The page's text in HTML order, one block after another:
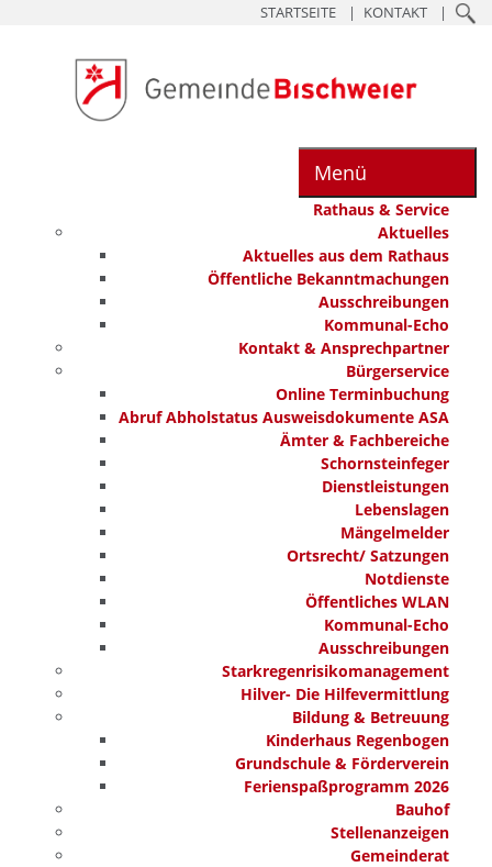
STARTSEITE KONTAKT
Menü
Rathaus & Service
Aktuelles
Aktuelles aus dem Rathaus
Öffentliche Bekanntmachungen
Ausschreibungen
Kommunal-Echo
Kontakt & Ansprechpartner
Bürgerservice
Online Terminbuchung
Abruf Abholstatus Ausweisdokumente ASA
Ämter & Fachbereiche
Schornsteinfeger
Dienstleistungen
Lebenslagen
Mängelmelder
Ortsrecht/ Satzungen
Notdienste
Öffentliches WLAN
Kommunal-Echo
Ausschreibungen
Starkregenrisikomanagement
Hilver- Die Hilfevermittlung
Bildung & Betreuung
Kinderhaus Regenbogen
Grundschule & Förderverein
Ferienspaßprogramm 2026
Bauhof
Stellenanzeigen
Gemeinderat